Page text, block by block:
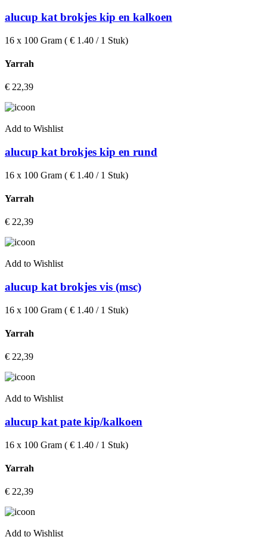
alucup kat brokjes kip en kalkoen
16 x 100 Gram ( € 1.40 / 1 Stuk)
Yarrah
€ 22,39
Add to Wishlist
alucup kat brokjes kip en rund
16 x 100 Gram ( € 1.40 / 1 Stuk)
Yarrah
€ 22,39
Add to Wishlist
alucup kat brokjes vis (msc)
16 x 100 Gram ( € 1.40 / 1 Stuk)
Yarrah
€ 22,39
Add to Wishlist
alucup kat pate kip/kalkoen
16 x 100 Gram ( € 1.40 / 1 Stuk)
Yarrah
€ 22,39
Add to Wishlist